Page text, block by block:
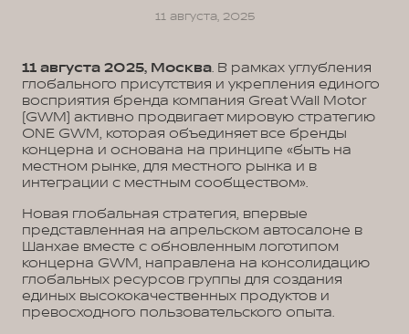
11 августа, 2025
11 августа 2025, Москва. В рамках углубления
глобального присутствия и укрепления единого
восприятия бренда компания Great Wall Motor
(GWM) активно продвигает мировую стратегию
ONE GWM, которая объединяет все бренды
концерна и основана на принципе «быть на
местном рынке, для местного рынка и в
интеграции с местным сообществом».
Новая глобальная стратегия, впервые
представленная на апрельском автосалоне в
Шанхае вместе с обновленным логотипом
концерна GWM, направлена на консолидацию
глобальных ресурсов группы для создания
единых высококачественных продуктов и
превосходного пользовательского опыта.